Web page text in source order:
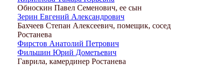
Обноскин Павел Семенович, ее сын
Зерин Евгений Александрович
Бахчеев Степан Алексеевич, помещик, сосед
Ростанева
Фирстов Анатолий Петрович
Фильшин Юрий Дометьевич
Гаврила, камердинер Ростанева